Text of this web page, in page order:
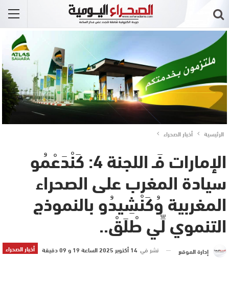
الرئيسية أخبار الصحراء
الإمارات فَـ اللجنة 4: كَنْدَعْمُو
سيادة المغرب على الصحراء
المغربية وُكَنْشِيدُو بالنموذج
التنموي لِّي طْلَقْ..
أخبار الصحراء إدارة الموقع نشر في 14 أكتوبر 2025 الساعة 19 و 09 دقيقة